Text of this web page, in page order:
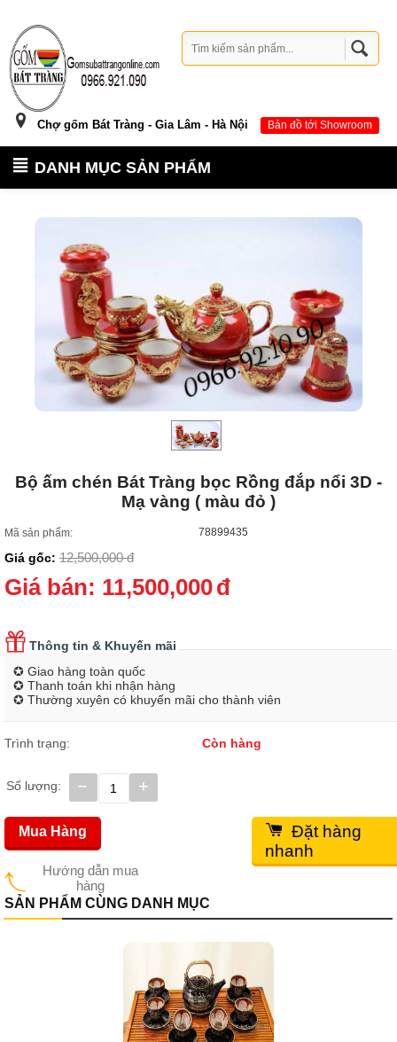
Chợ gốm Bát Tràng - Gia Lâm - Hà Nội Bản đồ tới Showroom
DANH MỤC SẢN PHẨM
Bộ ấm chén Bát Tràng bọc Rồng đắp nổi 3D -
Mạ vàng ( màu đỏ )
Mã sản phẩm: 78899435
Giá gốc: 12,500,000 đ
Giá bán: 11,500,000đ
Thông tin & Khuyến mãi
✪ Giao hàng toàn quốc
✪ Thanh toán khi nhận hàng
✪ Thường xuyên có khuyến mãi cho thành viên
Trình trạng: Còn hàng
Số lượng: +
−
Hướng dẫn mua
hàng
Mua Hàng
Đặt hàng
nhanh
SẢN PHẨM CÙNG DANH MỤC